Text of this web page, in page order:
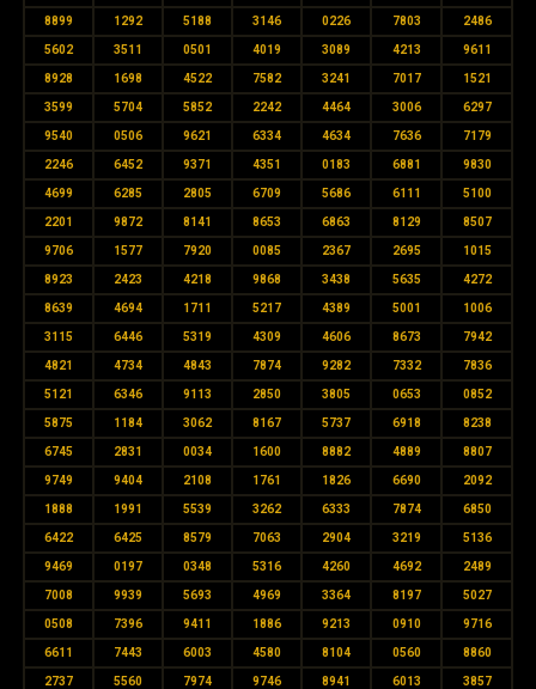
8899 1292 5188 3146 0226 7803 2486
5602 3511 0501 4019 3089 4213 9611
8928 1698 4522 7582 3241 7017 1521
3599 5704 5852 2242 4464 3006 6297
9540 0506 9621 6334 4634 7636 7179
2246 6452 9371 4351 0183 6881 9830
4699 6285 2805 6709 5686 6111 5100
2201 9872 8141 8653 6863 8129 8507
9706 1577 7920 0085 2367 2695 1015
8923 2423 4218 9868 3438 5635 4272
8639 4694 1711 5217 4389 5001 1006
3115 6446 5319 4309 4606 8673 7942
4821 4734 4843 7874 9282 7332 7836
5121 6346 9113 2850 3805 0653 0852
5875 1184 3062 8167 5737 6918 8238
6745 2831 0034 1600 8882 4889 8807
9749 9404 2108 1761 1826 6690 2092
1888 1991 5539 3262 6333 7874 6850
6422 6425 8579 7063 2904 3219 5136
9469 0197 0348 5316 4260 4692 2489
7008 9939 5693 4969 3364 8197 5027
0508 7396 9411 1886 9213 0910 9716
6611 7443 6003 4580 8104 0560 8860
2737 5560 7974 9746 8941 6013 3857